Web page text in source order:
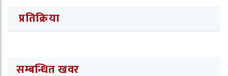
प्रतिक्रिया
सम्बन्धित खवर